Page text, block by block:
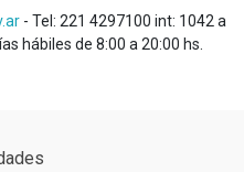
- Tel: 221 4297100 int: 1042 a
hábiles de 8:00 a 20:00 hs.